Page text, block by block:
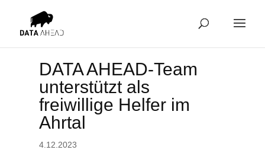
DATA AHEAD-Team
unterstützt als
freiwillige Helfer im
Ahrtal
4.12.2023